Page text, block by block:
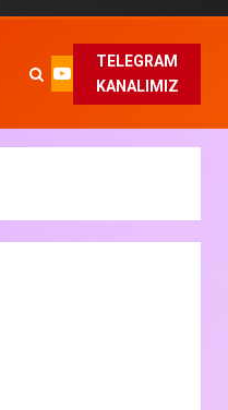
TELEGRAM
KANALIMIZ